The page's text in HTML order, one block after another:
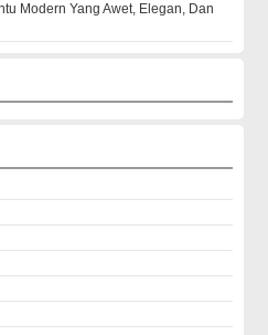
Modern Yang Awet, Elegan, Dan